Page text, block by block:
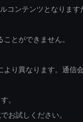
コンテンツとなります
とができません。
り異なります。通信
。
お試しください。